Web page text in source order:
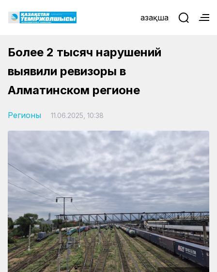
Қазақша
Более 2 тысяч нарушений
выявили ревизоры в
Алматинском регионе
Регионы 11.06.2025, 10:38